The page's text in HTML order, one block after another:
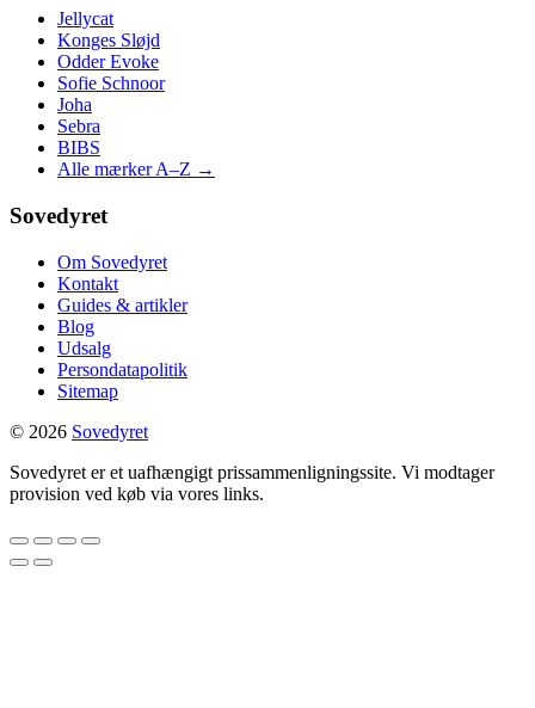
Jellycat
Konges Sløjd
Odder Evoke
Sofie Schnoor
Joha
Sebra
BIBS
Alle mærker A–Z →
Sovedyret
Om Sovedyret
Kontakt
Guides & artikler
Blog
Udsalg
Persondatapolitik
Sitemap
© 2026 Sovedyret
Sovedyret er et uafhængigt prissammenligningssite. Vi modtager
provision ved køb via vores links.